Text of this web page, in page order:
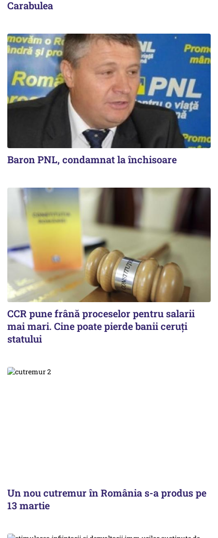
Carabulea
Baron PNL, condamnat la închisoare
CCR pune frână proceselor pentru salarii
mai mari. Cine poate pierde banii ceruți
statului
Un nou cutremur în România s-a produs pe
13 martie